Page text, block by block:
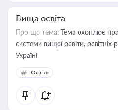
Вища освіта
Про що тема: Тема охоплює
системи вищої освіти, освітніх
Україні
Освіта